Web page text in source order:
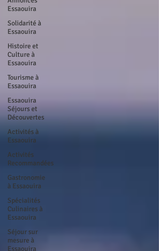
Essaouira
Solidarité à
Essaouira
Histoire et
Culture à
Essaouira
Tourisme à
Essaouira
Essaouira
Séjours et
Découvertes
Activités à
Essaouira
Activités
Recommandées
Gastronomie
à Essaouira
Spécialités
Culinaires à
Essaouira
Séjour sur
mesure à
Essaouira